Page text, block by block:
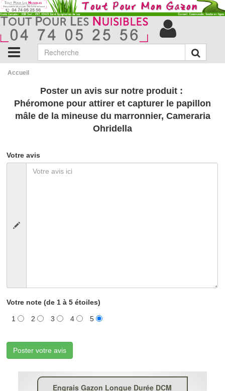
Accueil
Poster un avis sur notre produit :
Phéromone pour attirer et capturer le papillon
mâle de la mineuse du marronnier, Cameraria
Ohridella
Votre avis
Votre note (de 1 à 5 étoiles)
1 2 3 4 5
Poster votre avis
Engrais Gazon Longue Durée DCM